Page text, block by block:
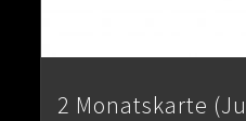
2 Monatskarte